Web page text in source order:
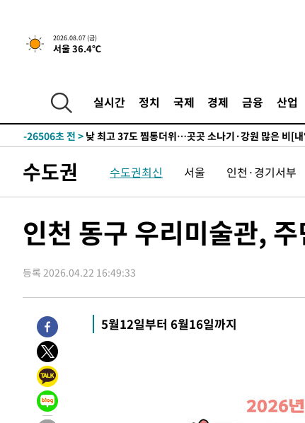
2026.08.07 (금)
서울 36.4℃
실시간 정치 국제 경제 금융 산업
-742초 전 > 민주 콩고 에볼라환자 4천명 돌파, 4053명 발생 1850명
-28572초 전 >
[속보]이 대통령, '호우피해' 안동·의성 관할 4개 면
-28535초 전 >
갈 수도
-26506초 전 > 낮 최고 37도 찜통더위…곳곳 소나기·강원 많은 비[
응"
-21668초 전 >
여자배구 이재영·이다영 자매, 아제르바이잔 투란VC
-20921초 전 >외국인 심판 성 접대 7경기 들여다보니…한국 축구 '5
-20608초 전 >[속보]코스피, 6200선 약보합…0.60% 내린
-20477초 전 >[속보] 노원서 40.1도 관측…서울, 2018년 이후 첫 40
-17567초 전 >[속보]종합특검, '계엄 수용공간 확보' 신용해 前교정
-16440초 전 >
외신들도 주목한 韓축구 파문…"국민적 공분에 수사
-16411초 전 >
11시간 압수수색에 성접대 파문까지…'쑥대밭' 된 축구
-15433초 전 >
병태 후임
-11791초 전 >
-7116초 전 >
-4276초 전 >
[속보]'채상병 순직 책임' 임성근, 항소심도 징역 3년
수도권 수도권최신 서울 인천·경기서부
인천 동구 우리미술관,
등록 2026.04.22 16:49:33
5월12일부터 6월16일까지